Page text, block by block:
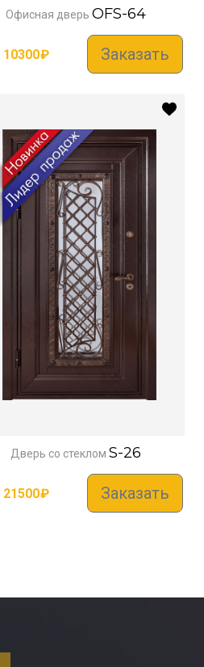
Офисная дверь OFS-64
10300₽ Заказать
Дверь со стеклом S-26
21500₽ Заказать